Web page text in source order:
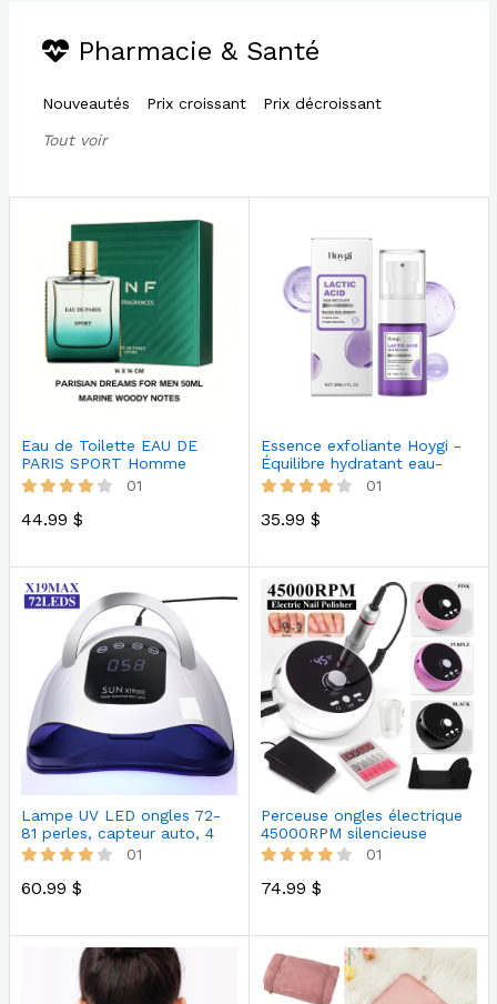
Pharmacie & Santé
Nouveautés Prix croissant Prix décroissant
Tout voir
Eau de Toilette EAU DE
PARIS SPORT Homme
50ml, Notes M…
01
44.99 $
Essence exfoliante Hoygi -
Équilibre hydratant eau-
hui…
01
35.99 $
Lampe UV LED ongles 72-
81 perles, capteur auto, 4
minu…
01
60.99 $
Perceuse ongles électrique
45000RPM silencieuse
portab…
01
74.99 $